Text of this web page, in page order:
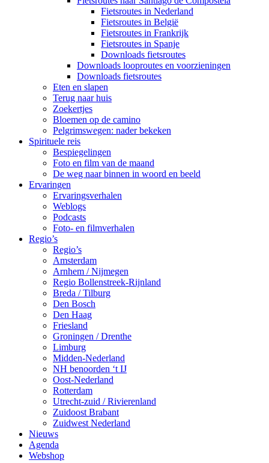
Fietsroutes in Nederland
Fietsroutes in België
Fietsroutes in Frankrijk
Fietsroutes in Spanje
Downloads fietsroutes
Downloads looproutes en voorzieningen
Downloads fietsroutes
Eten en slapen
Terug naar huis
Zoekertjes
Bloemen op de camino
Pelgrimswegen: nader bekeken
Spirituele reis
Bespiegelingen
Foto en film van de maand
De weg naar binnen in woord en beeld
Ervaringen
Ervaringsverhalen
Weblogs
Podcasts
Foto- en filmverhalen
Regio’s
Regio’s
Amsterdam
Arnhem / Nijmegen
Regio Bollenstreek-Rijnland
Breda / Tilburg
Den Bosch
Den Haag
Friesland
Groningen / Drenthe
Limburg
Midden-Nederland
NH benoorden ‘t IJ
Oost-Nederland
Rotterdam
Utrecht-zuid / Rivierenland
Zuidoost Brabant
Zuidwest Nederland
Nieuws
Agenda
Webshop